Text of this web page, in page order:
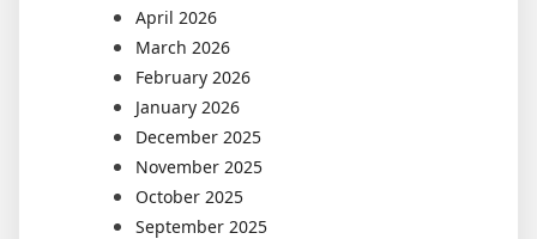
April 2026
March 2026
February 2026
January 2026
December 2025
November 2025
October 2025
September 2025